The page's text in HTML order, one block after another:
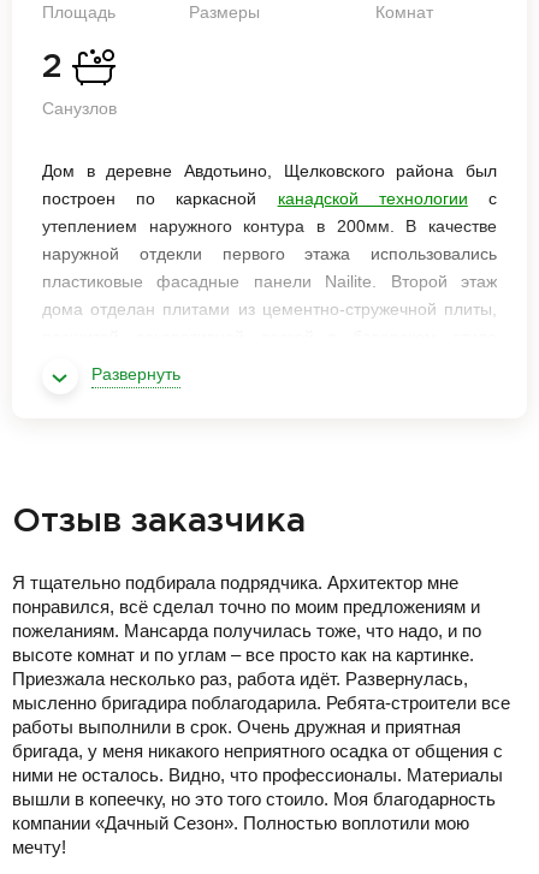
Площадь Размеры Комнат
2
Санузлов
Дом в деревне Авдотьино, Щелковского района был
построен по каркасной канадской технологии с
утеплением наружного контура в 200мм. В качестве
наружной отдекли первого этажа использовались
пластиковые фасадные панели Nailite. Второй этаж
дома отделан плитами из цементно-стружечной плиты,
фахверк. Проект дома запроектирован в два полных
этажа с максимально рациональной планировкой для
Развернуть
Отзыв заказчика
Я тщательно подбирала подрядчика. Архитектор мне
понравился, всё сделал точно по моим предложениям и
пожеланиям. Мансарда получилась тоже, что надо, и по
высоте комнат и по углам – все просто как на картинке.
Приезжала несколько раз, работа идёт. Развернулась,
мысленно бригадира поблагодарила. Ребята-строители все
работы выполнили в срок. Очень дружная и приятная
бригада, у меня никакого неприятного осадка от общения с
ними не осталось. Видно, что профессионалы. Материалы
вышли в копеечку, но это того стоило. Моя благодарность
компании «Дачный Сезон». Полностью воплотили мою
мечту!